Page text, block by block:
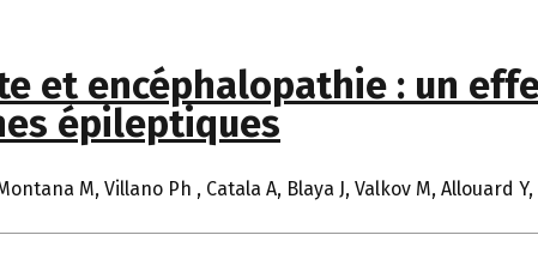
et encéphalopathie : un
épileptiques
M, Villano Ph , Catala A, Blaya J, Valkov M, Allouard